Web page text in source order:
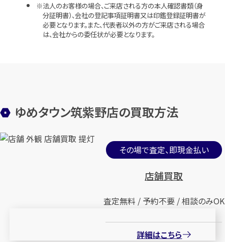
法人のお客様の場合、ご来店される方の本人確認書類（身
分証明書）、会社の登記事項証明書又は印鑑登録証明書が
必要となります。また、代表者以外の方がご来店される場合
は、会社からの委任状が必要となります。
ゆめタウン筑紫野店の買取方法
その場で査定、即現金払い
店舗買取
査定無料 / 予約不要 / 相談のみOK
詳細はこちら